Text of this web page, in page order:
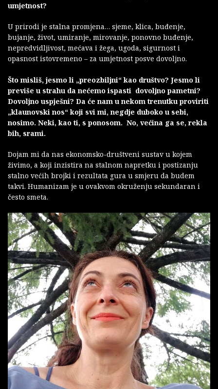
umjetnost?
U prirodi je stalna promjena… sjeme, klica, buđenje,
bujanje, život, umiranje, mirovanje, ponovno buđenje,
nepredvidljivost, mećava i žega, ugoda, sigurnost i
opasnost istovremeno – za umjetnost posve dovoljno.
Što misliš, jesmo li „preozbiljni“ kao društvo? Jesmo li
previše u strahu da nećemo ispasti dovoljno pametni?
Dovoljno uspješni? Da će nam u nekom trenutku proviriti
„klaunovski nos“ koji svi mi, negdje duboko u sebi,
nosimo. Neki, kao ti, s ponosom. No, većina ga se, rekla
bih, srami.
Dojam mi da nas ekonomsko-društveni sustav u kojem
živimo, a koji inzistira na stalnom napretku i postizanju
stalno većih brojki i rezultata gura u smjeru da budem
takvi. Humanizam je u ovakvom okruženju sekundaran i
često smeta.